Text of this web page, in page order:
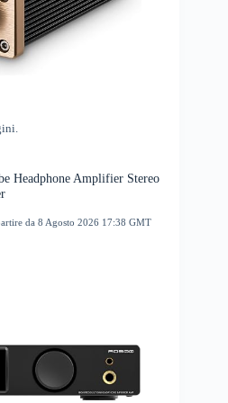
Headphone Amplifier Stereo
da 8 Agosto 2026 17:38 GMT